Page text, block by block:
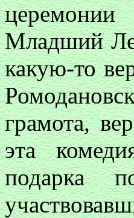
Младший
какую-то
грамота,
эта
подарка